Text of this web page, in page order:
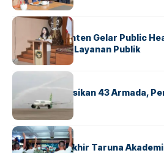
BANDARA BERITA
Karantina Banten Gelar Public
Transparansi Layanan Publik
BANDARA
Citilink Operasikan 43 Armada,
Nasional
BERITA
Sidang Pantukhir Taruna